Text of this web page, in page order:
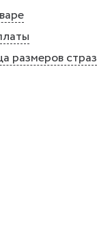
размеров страз